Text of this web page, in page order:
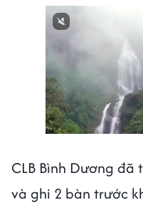
CLB Bình Dương
và ghi 2 bàn trước